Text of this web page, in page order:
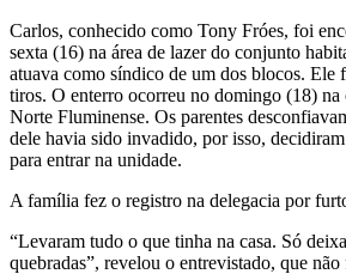
Carlos, conhecido como Tony Fróes, foi
sexta (16) na área de lazer do conjunto
atuava como síndico de um dos blocos. Ele
tiros. O enterro ocorreu no domingo (18) na
Norte Fluminense. Os parentes
dele havia sido invadido, por isso,
para entrar na unidade.
A família fez o registro na delegacia por
“Levaram tudo o que tinha na casa. Só
quebradas”, revelou o entrevistado, que